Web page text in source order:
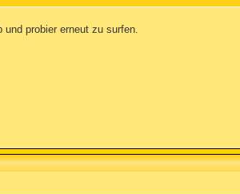
probier erneut zu surfen.